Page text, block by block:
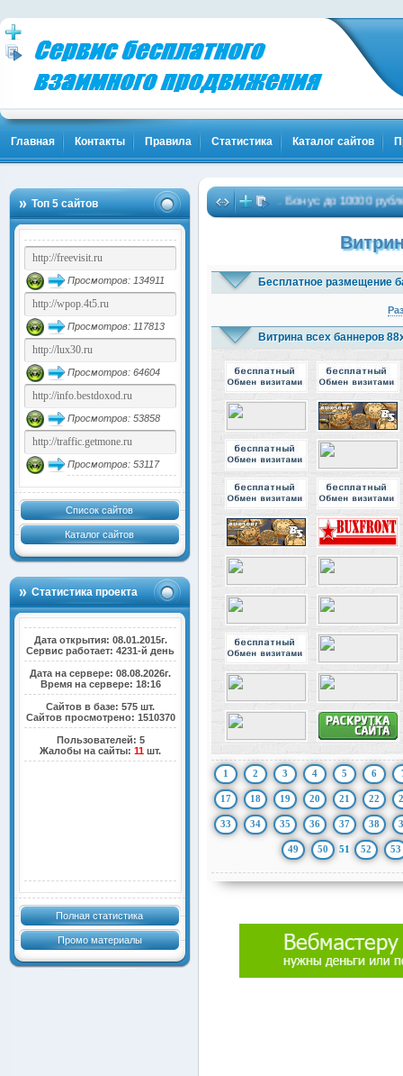
Главная Контакты Правила Статистика Каталог сайтов
Топ 5 сайтов
Просмотров: 134911
Просмотров: 117813
Просмотров: 64604
Просмотров: 53858
Просмотров: 53117
Список сайтов
Каталог сайтов
Статистика проекта
Дата открытия: 08.01.2015г.
Сервис работает: 4231-й день
Дата на сервере: 08.08.2026г.
Время на сервере: 18:16
Сайтов в базе: 575 шт.
Сайтов просмотрено: 1510370
Пользователей: 5
Жалобы на сайты:11 шт.
Полная статистика
Промо материалы
Жми!(1841)…Биткоины бесплатно - Жми!(4106) …Бонус до 10000 рублей
Бесплатное размещение
Витрина всех баннеров
1 2 3 4 5 6
17 18 19 20 21 22
33 34 35 36 37 38
49 50 51 52 53